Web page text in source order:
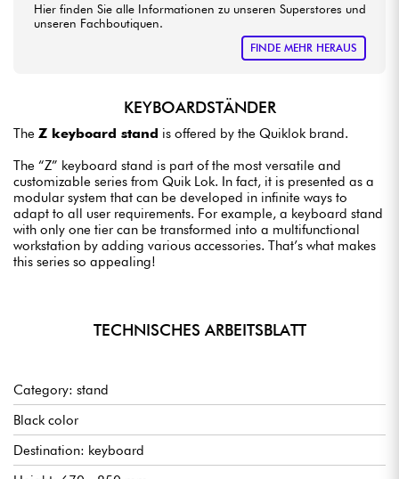
Hier finden Sie alle Informationen zu unseren Superstores und
unseren Fachboutiquen.
FINDE MEHR HERAUS
KEYBOARDSTÄNDER
The Z keyboard stand is offered by the Quiklok brand.
The “Z” keyboard stand is part of the most versatile and
customizable series from Quik Lok. In fact, it is presented as a
modular system that can be developed in infinite ways to
adapt to all user requirements. For example, a keyboard stand
with only one tier can be transformed into a multifunctional
workstation by adding various accessories. That’s what makes
this series so appealing!
TECHNISCHES ARBEITSBLATT
Category: stand
Black color
Destination: keyboard